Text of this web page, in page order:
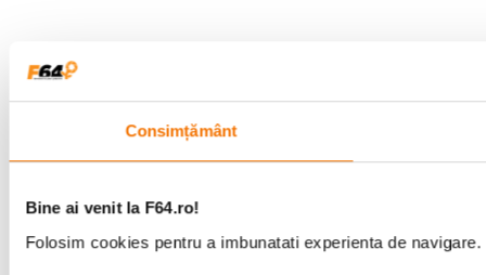
Consimțământ
Bine ai venit la F64.ro!
Folosim cookies pentru a imbunatati experienta de